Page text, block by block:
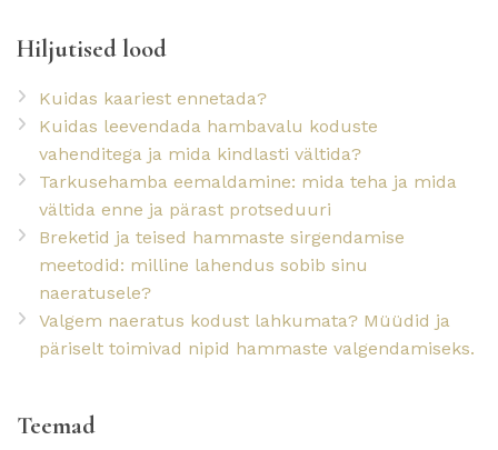
Hiljutised lood
Kuidas kaariest ennetada?
Kuidas leevendada hambavalu koduste
vahenditega ja mida kindlasti vältida?
Tarkusehamba eemaldamine: mida teha ja mida
vältida enne ja pärast protseduuri
Breketid ja teised hammaste sirgendamise
meetodid: milline lahendus sobib sinu
naeratusele?
Valgem naeratus kodust lahkumata? Müüdid ja
päriselt toimivad nipid hammaste valgendamiseks.
Teemad